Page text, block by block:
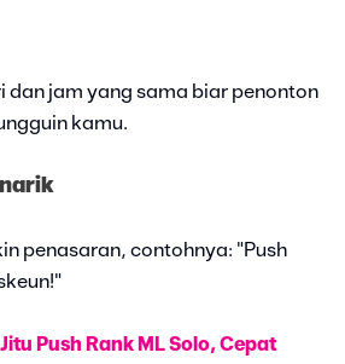
dan jam yang sama biar penonton
kamu.
penasaran, contohnya: "Push
Push Rank ML Solo, Cepat